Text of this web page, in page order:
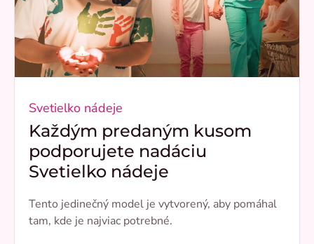
Svetielko nádeje
Každým predaným kusom
podporujete nadáciu
Svetielko nádeje
Tento jedinečný model je vytvorený, aby pomáhal
tam, kde je najviac potrebné.